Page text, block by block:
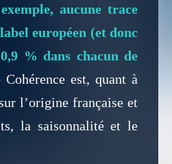
aucune trace
européen (et donc
% dans chacun de
Cohérence est, quant à
l’origine française et
la saisonnalité et le